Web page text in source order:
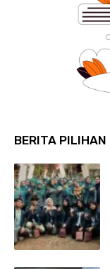
BERITA PILIHAN